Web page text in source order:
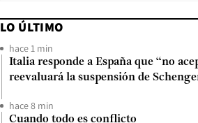
LO ÚLTIMO
hace 1 min
Italia responde a España que “no
reevaluará la suspensión de
hace 8 min
Cuando todo es conflicto